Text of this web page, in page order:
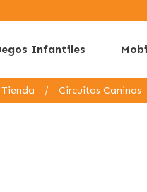
Infantiles
Tienda / Circuitos Caninos